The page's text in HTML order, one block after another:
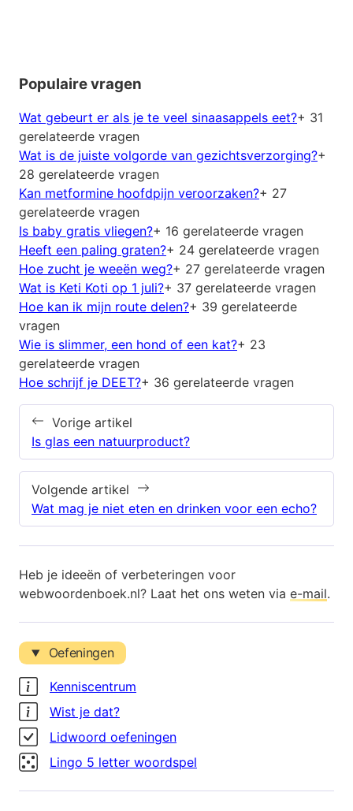
Populaire vragen
Wat gebeurt er als je te veel sinaasappels eet?+ 31
gerelateerde vragen
Wat is de juiste volgorde van gezichtsverzorging?+
28 gerelateerde vragen
Kan metformine hoofdpijn veroorzaken?+ 27
gerelateerde vragen
Is baby gratis vliegen?+ 16 gerelateerde vragen
Heeft een paling graten?+ 24 gerelateerde vragen
Hoe zucht je weeën weg?+ 27 gerelateerde vragen
Wat is Keti Koti op 1 juli?+ 37 gerelateerde vragen
Hoe kan ik mijn route delen?+ 39 gerelateerde
vragen
Wie is slimmer, een hond of een kat?+ 23
gerelateerde vragen
Hoe schrijf je DEET?+ 36 gerelateerde vragen
Vorige artikel
Is glas een natuurproduct?
Volgende artikel
Wat mag je niet eten en drinken voor een echo?
Heb je ideeën of verbeteringen voor
webwoordenboek.nl? Laat het ons weten via e-mail.
Oefeningen
Kenniscentrum
Wist je dat?
Lidwoord oefeningen
Lingo 5 letter woordspel